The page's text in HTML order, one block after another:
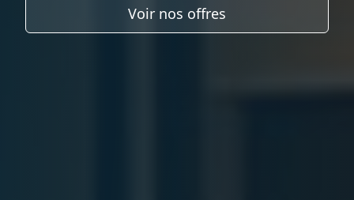
Voir nos offres